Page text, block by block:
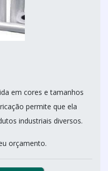
em cores e tamanhos
permite que ela
industriais diversos.
orçamento.